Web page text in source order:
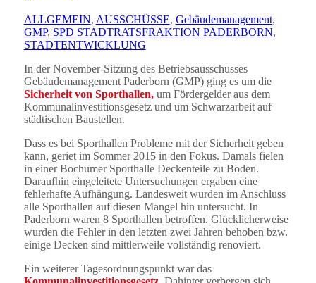
ALLGEMEIN, AUSSCHÜSSE, Gebäudemanagement,
GMP, SPD STADTRATSFRAKTION PADERBORN,
STADTENTWICKLUNG
In der November-Sitzung des Betriebsausschusses
Gebäudemanagement Paderborn (GMP) ging es um die
Sicherheit von Sporthallen,um Fördergelder aus dem
Kommunalinvestitionsgesetz und um Schwarzarbeit auf
städtischen Baustellen.
Dass es bei Sporthallen Probleme mit der Sicherheit geben
kann, geriet im Sommer 2015 in den Fokus. Damals fielen
in einer Bochumer Sporthalle Deckenteile zu Boden.
Daraufhin eingeleitete Untersuchungen ergaben eine
fehlerhafte Aufhängung. Landesweit wurden im Anschluss
alle Sporthallen auf diesen Mangel hin untersucht. In
Paderborn waren 8 Sporthallen betroffen. Glücklicherweise
wurden die Fehler in den letzten zwei Jahren behoben bzw.
einige Decken sind mittlerweile vollständig renoviert.
Ein weiterer Tagesordnungspunkt war das